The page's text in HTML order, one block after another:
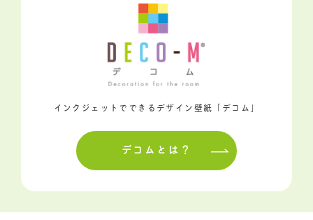
インクジェットでできるデザイン壁紙「デコム」
デコムとは？